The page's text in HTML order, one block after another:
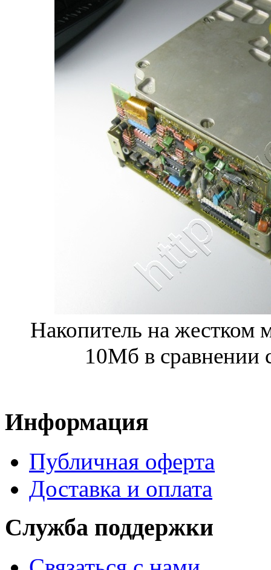
Накопитель на
10Мб в сравнении
Информация
Публичная оферта
Доставка и оплата
Служба поддержки